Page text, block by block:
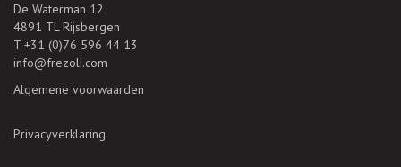
De Waterman 12
4891 TL Rijsbergen
T +31 (0)76 596 44 13
info@frezoli.com
Algemene voorwaarden
Privacyverklaring